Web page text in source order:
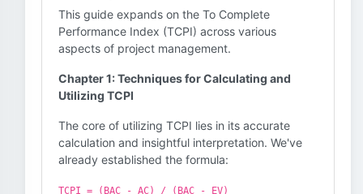
This guide expands on the To Complete
Performance Index (TCPI) across various
aspects of project management.
Chapter 1: Techniques for Calculating and
Utilizing TCPI
The core of utilizing TCPI lies in its accurate
calculation and insightful interpretation. We've
already established the formula:
TCPI = (BAC - AC) / (BAC - EV)